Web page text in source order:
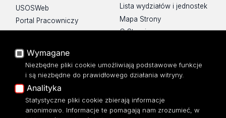
USOSWeb
Portal Pracowniczy
Baza Aktów Własnych
Moodle
Eksperci UŁ
Polityka Prywatności
Dostępność
Lista wydziałów i jednostek
Mapa Strony
O Stronie
Wymagane
Niezbędne pliki cookie umożliwiają podstawowe funkcje
i są niezbędne do prawidłowego działania witryny.
Analityka
Statystyczne pliki cookie zbierają informacje
anonimowo. Informacje te pomagają nam zrozumieć, w